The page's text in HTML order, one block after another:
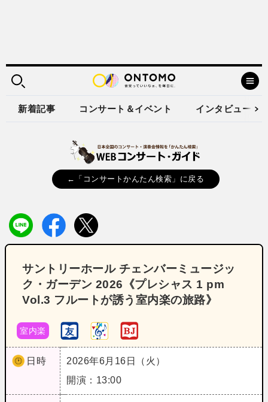
新着記事 コンサート＆イベント インタビュー
←「コンサートかんたん検索」に戻る
サントリーホール チェンバーミュージッ
ク・ガーデン 2026《プレシャス 1 pm
Vol.3 フルートが誘う室内楽の旅路》
室内楽
日時
2026年6月16日（火）
開演：13:00